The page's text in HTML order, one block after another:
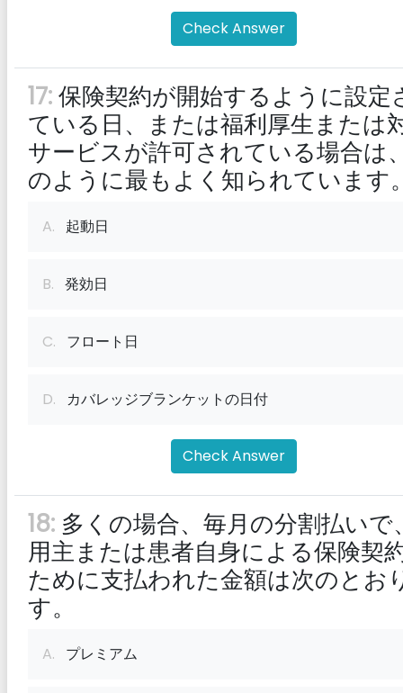
Check Answer
17:保険契約が開始するように設定
ている日、または福利厚生または
サービスが許可されている場合は
のように最もよく知られています
A. 起動日
B. 発効日
C. フロート日
D. カバレッジブランケットの日付
Check Answer
18: 多くの場合、毎月の分割払いで
用主または患者自身による保険契
ために支払われた金額は次のとお
す。
A. プレミアム